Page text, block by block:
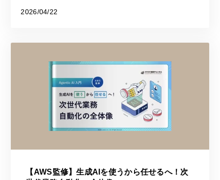
2026/04/22
【AWS監修】生成AIを使うから任せるへ！次